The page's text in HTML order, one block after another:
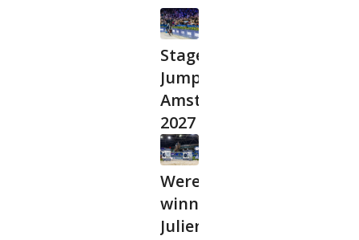
Stagelopen bij
Jumping
Amsterdam
2027
Wereldbeker
winnaar
Julien